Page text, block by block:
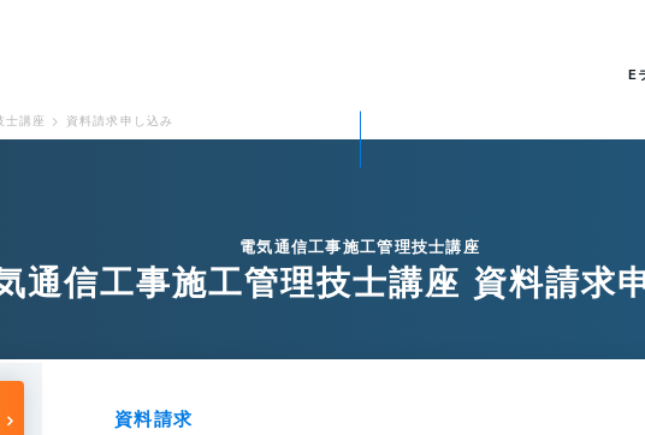
E
士講座 > 資料請求申し込み
電気通信工事施工管理技士講座
通信工事施工管理技士講座 資料請求
資料請求